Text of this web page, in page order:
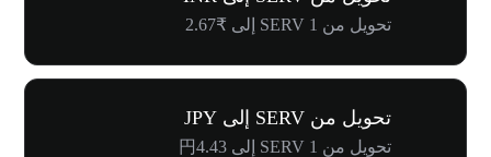
تحويل من 1 SERV إلى ₹2.67
تحويل من SERV إلى JPY
تحويل من 1 SERV إلى 円4.43